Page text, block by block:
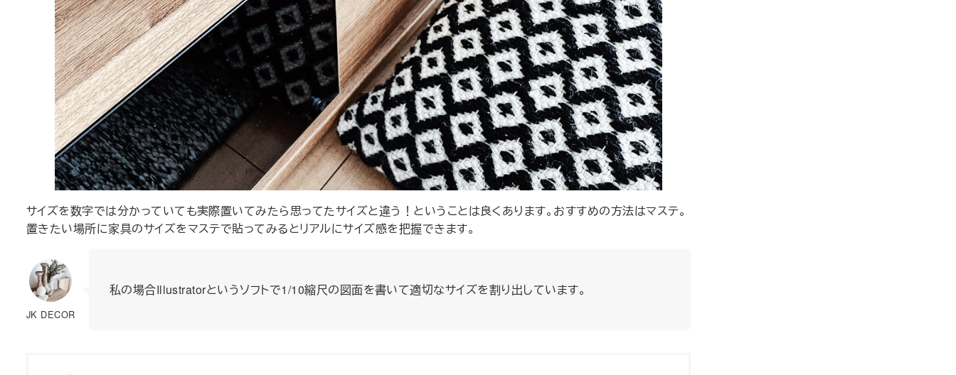
サイズを数字では分かっていても実際置いてみたら思ってたサイズと違う！ということは良くあります。おすすめの方法はマステ。
置きたい場所に家具のサイズをマステで貼ってみるとリアルにサイズ感を把握できます。
JK DECOR
私の場合Illustratorというソフトで1/10縮尺の図面を書いて適切なサイズを割り出しています。